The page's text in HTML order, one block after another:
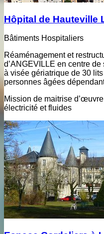
Hôpital de Hauteville
Bâtiments Hospitaliers
Réaménagement et
d’ANGEVILLE en centre
à visée gériatrique de 30
personnes âgées
Mission de maitrise
électricité et fluides